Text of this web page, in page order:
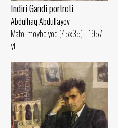
Indiri Gandi portreti
Abdulhaq Abdullayev
Mato, moybo‘yoq (45x35) - 1957
yil